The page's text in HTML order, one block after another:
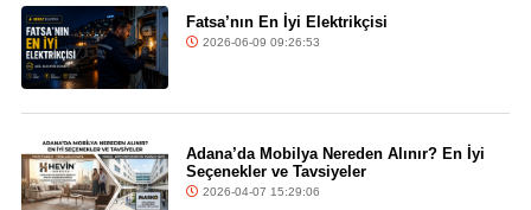
Fatsa’nın En İyi Elektrikçisi
2026-06-09 09:26:53
Adana’da Mobilya Nereden Alınır? En İyi
Seçenekler ve Tavsiyeler
2026-04-07 15:29:06